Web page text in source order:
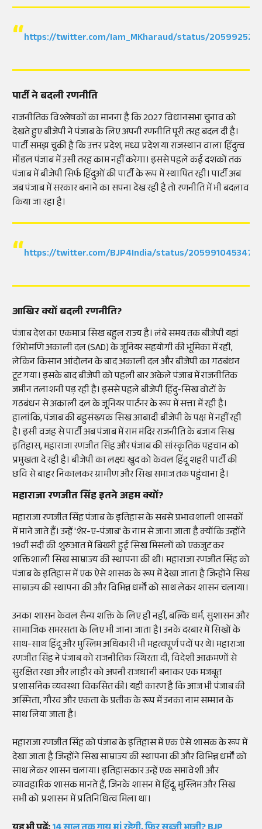
https://twitter.com/Iam_MKharaud/status/
पार्टी ने बदली रणनीति
राजनीतिक विश्लेषकों का मानना है कि 2027 विधानसभा चुनाव को
देखते हुए बीजेपी ने पंजाब के लिए अपनी रणनीति पूरी तरह बदल दी है।
पार्टी समझ चुकी है कि उत्तर प्रदेश, मध्य प्रदेश या राजस्थान वाला हिंदुत्व
मॉडल पंजाब में उसी तरह काम नहीं करेगा। इससे पहले कई दशकों तक
पंजाब में बीजेपी सिर्फ हिंदुओं की पार्टी के रूप में स्थापित रही। पार्टी अब
जब पंजाब में सरकार बनाने का सपना देख रही है तो रणनीति में भी बदलाव
किया जा रहा है।
https://twitter.com/BJP4India/status/
आखिर क्यों बदली रणनीति?
पंजाब देश का एकमात्र सिख बहुल राज्य है। लंबे समय तक बीजेपी यहां
शिरोमणि अकाली दल (SAD) के जूनियर सहयोगी की भूमिका में रही,
लेकिन किसान आंदोलन के बाद अकाली दल और बीजेपी का गठबंधन
टूट गया। इसके बाद बीजेपी को पहली बार अकेले पंजाब में राजनीतिक
जमीन तलाशनी पड़ रही है। इससे पहले बीजेपी हिंदु-सिख वोटों के
गठबंधन से अकाली दल के जूनियर पार्टनर के रूप में सत्ता में रही है।
हालांकि, पंजाब की बहुसंख्यक सिख आबादी बीजेपी के पक्ष में नहीं रही
है। इसी वजह से पार्टी अब पंजाब में राम मंदिर राजनीति के बजाय सिख
इतिहास, महाराजा रणजीत सिंह और पंजाब की सांस्कृतिक पहचान को
प्रमुखता दे रही है। बीजेपी का लक्ष्य खुद को केवल हिंदू शहरी पार्टी की
छवि से बाहर निकालकर ग्रामीण और सिख समाज तक पहुंचाना है।
महाराजा रणजीत सिंह इतने अहम क्यों?
महाराजा रणजीत सिंह पंजाब के इतिहास के सबसे प्रभावशाली शासकों
में माने जाते हैं। उन्हें 'शेर-ए-पंजाब' के नाम से जाना जाता है क्योंकि उन्होंने
19वीं सदी की शुरुआत में बिखरी हुई सिख मिसलों को एकजुट कर
शक्तिशाली सिख साम्राज्य की स्थापना की थी। महाराजा रणजीत सिंह को
पंजाब के इतिहास में एक ऐसे शासक के रूप में देखा जाता है जिन्होंने सिख
साम्राज्य की स्थापना की और विभिन्न धर्मों को साथ लेकर शासन चलाया।
उनका शासन केवल सैन्य शक्ति के लिए ही नहीं, बल्कि धर्म, सुशासन और
सामाजिक समरसता के लिए भी जाना जाता है। उनके दरबार में सिखों के
साथ-साथ हिंदू और मुस्लिम अधिकारी भी महत्वपूर्ण पदों पर थे। महाराजा
रणजीत सिंह ने पंजाब को राजनीतिक स्थिरता दी, विदेशी आक्रमणों से
सुरक्षित रखा और लाहौर को अपनी राजधानी बनाकर एक मजबूत
प्रशासनिक व्यवस्था विकसित की। यही कारण है कि आज भी पंजाब की
अस्मिता, गौरव और एकता के प्रतीक के रूप में उनका नाम सम्मान के
साथ लिया जाता है।
महाराजा रणजीत सिंह को पंजाब के इतिहास में एक ऐसे शासक के रूप में
देखा जाता है जिन्होंने सिख साम्राज्य की स्थापना की और विभिन्न धर्मों को
साथ लेकर शासन चलाया। इतिहासकार उन्हें एक समावेशी और
व्यावहारिक शासक मानते हैं, जिनके शासन में हिंदू, मुस्लिम और सिख
सभी को प्रशासन में प्रतिनिधित्व मिला था।